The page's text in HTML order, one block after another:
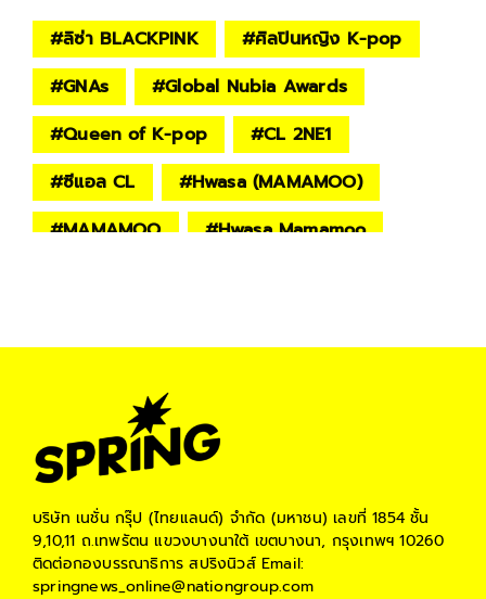
#ลิซ่า BLACKPINK #ศิลปินหญิง K-pop
#GNAs #Global Nubia Awards
#Queen of K-pop #CL 2NE1
#ซีแอล CL #Hwasa (MAMAMOO)
#MAMAMOO #Hwasa Mamamoo
Red Velvet #Joy Red Velvet
#ROSE #ROSE BLACKPINK
#โรเซ่ BLACKPINK #TWICE
#จื่อวี่ TWICE #จือวี่ TWICE
บริษัท เนชั่น กรุ๊ป (ไทยแลนด์) จำกัด (มหาชน) เลขที่ 1854 ชั้น
9,10,11 ถ.เทพรัตน แขวงบางนาใต้ เขตบางนา, กรุงเทพฯ 10260
ติดต่อกองบรรณาธิการ สปริงนิวส์Email:
springnews_online@nationgroup.com